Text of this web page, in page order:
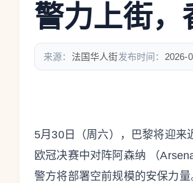
警力上街，
来源： 法国华人街发布时间： 2026-
5月30日（周六），巴黎将迎来
欧冠决赛中对阵阿森纳 （
警方将部署空前规模的安保力量